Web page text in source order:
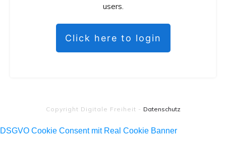
users.
Click here to login
Copyright Digitale Freiheit - Datenschutz
DSGVO Cookie Consent mit Real Cookie Banner